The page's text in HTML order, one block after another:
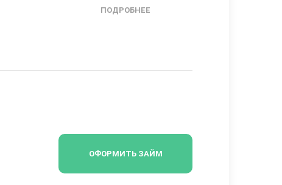
ПОДРОБНЕЕ
ОФОРМИТЬ ЗАЙМ